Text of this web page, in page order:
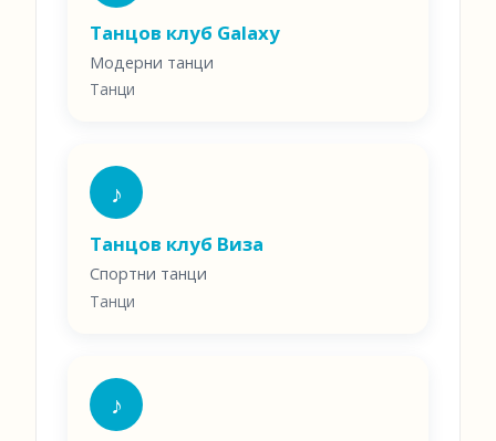
Танцов клуб Galaxy
Модерни танци
Танци
♪
Танцов клуб Виза
Спортни танци
Танци
♪